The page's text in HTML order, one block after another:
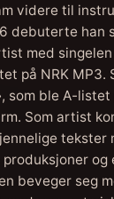
videre til
debuterte han
med
på NRK MP3.
som ble A-listet
Som artist
tekster
produksjoner
beveger seg